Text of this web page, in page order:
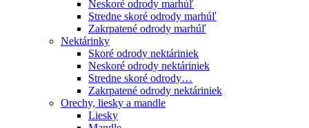
Neskoré odrody marhúľ
Stredne skoré odrody marhúľ
Zakrpatené odrody marhúľ
Nektárinky
Skoré odrody nektáriniek
Neskoré odrody nektáriniek
Stredne skoré odrody…
Zakrpatené odrody nektáriniek
Orechy, liesky a mandle
Liesky